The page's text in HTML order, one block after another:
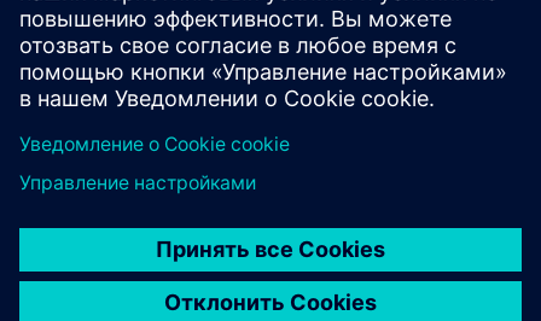
объединяйте их и делайте доступными в нужном
месте и в нужное время.
Узнайте больше